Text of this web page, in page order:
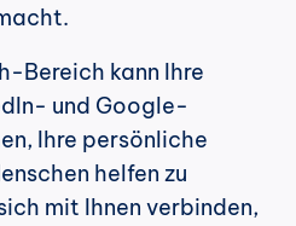
Bereich kann Ihre
und Google-
Ihre persönliche
helfen zu
mit Ihnen verbinden,